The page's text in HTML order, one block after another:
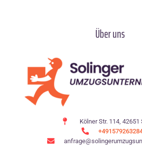
Über uns
Kölner Str. 114, 42651